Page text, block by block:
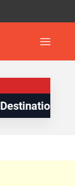
της